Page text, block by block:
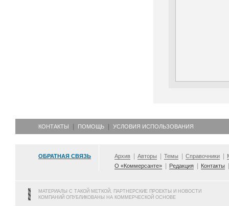
КОНТАКТЫ ПОМОЩЬ УСЛОВИЯ ИСПОЛЬЗОВАНИЯ
ОБРАТНАЯ СВЯЗЬ Архив Авторы Темы Справочники
О «Коммерсанте»
Редакция Контакты
МАТЕРИАЛЫ С ТАКОЙ МЕТКОЙ, ПАРТНЕРСКИЕ ПРОЕКТЫ И НОВОСТИ
КОМПАНИЙ ОПУБЛИКОВАНЫ НА КОММЕРЧЕСКОЙ ОСНОВЕ